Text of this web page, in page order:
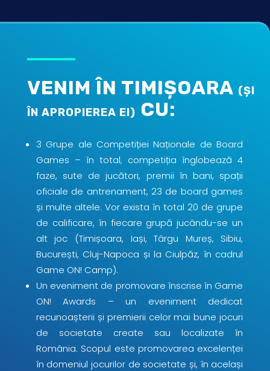
VENIM ÎN TIMIȘOARA (ȘI
ÎN APROPIEREA EI) CU:
3 Grupe ale Competiției Naționale de Board
Games – în total, competiția înglobează 4
faze, sute de jucători, premii în bani, spații
oficiale de antrenament, 23 de board games
și multe altele. Vor exista în total 20 de grupe
de calificare, în fiecare grupă jucându-se un
alt joc (Timișoara, Iași, Târgu Mureș, Sibiu,
București, Cluj-Napoca și la Ciulpăz, în cadrul
Game ON! Camp).
Un eveniment de promovare înscrise în Game
ON! Awards – un eveniment dedicat
recunoașterii și premierii celor mai bune jocuri
de societate create sau localizate în
România. Scopul este promovarea excelenței
în domeniul jocurilor de societate și, în același